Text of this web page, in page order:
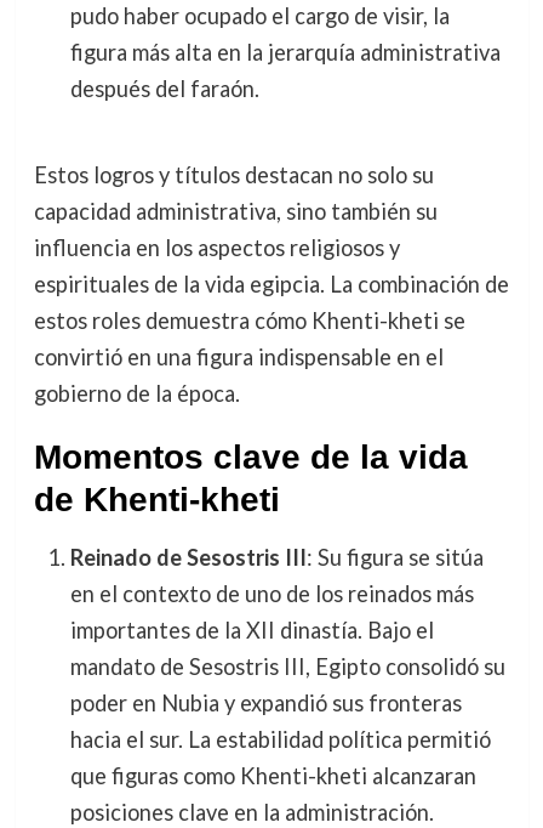
pudo haber ocupado el cargo de visir, la
figura más alta en la jerarquía administrativa
después del faraón.
Estos logros y títulos destacan no solo su
capacidad administrativa, sino también su
influencia en los aspectos religiosos y
espirituales de la vida egipcia. La combinación de
estos roles demuestra cómo Khenti-kheti se
convirtió en una figura indispensable en el
gobierno de la época.
Momentos clave de la vida
de Khenti-kheti
Reinado de Sesostris III: Su figura se sitúa
en el contexto de uno de los reinados más
importantes de la XII dinastía. Bajo el
mandato de Sesostris III, Egipto consolidó su
poder en Nubia y expandió sus fronteras
hacia el sur. La estabilidad política permitió
que figuras como Khenti-kheti alcanzaran
posiciones clave en la administración.